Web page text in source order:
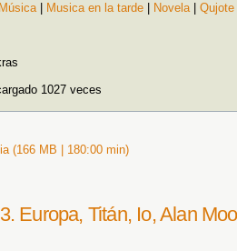
Música| Musica en la tarde Novela| Qujote
1027 veces
(166 MB | 180:00 min)
Europa, Titán, Io, Alan